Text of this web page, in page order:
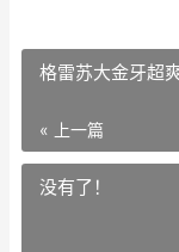
格雷苏大金牙超
« 上一篇
没有了！